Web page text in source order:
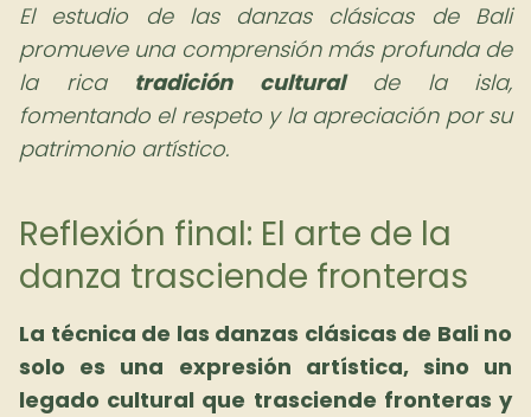
El estudio de las danzas clásicas de Bali
promueve una comprensión más profunda de
la rica tradición culturalde la isla,
fomentando el respeto y la apreciación por su
patrimonio artístico.
Reflexión final: El arte de la
danza trasciende fronteras
La técnica de las danzas clásicas de Bali no
solo es una expresión artística, sino un
legado cultural que trasciende fronteras y